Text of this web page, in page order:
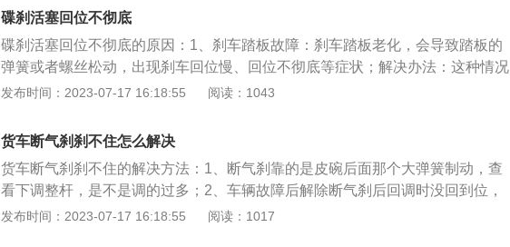
一步恶化。判断离合器片磨损的方法：（1）汽车在行驶的过程中加速表现出无
力的状态。踩下油门之后，汽车发动机的转速就会上升，但是汽车的车速并没有
上升。离合器片磨损程度高就会打滑，发动机的动力就无法传到变速箱。（2）
汽车上的离合器使用过程中，随着离合器片的逐渐磨损，离合器的分离间隙越来
越大，反映到踏板上就是踏板越来越高。可以根据离合器踏板的高度大致的判断
走；使用一段时间后，离合器片磨损掉了一部分，离合器踏板要抬起二分之一时
才能结合，给人的感觉就是踏板变高了。当离合器踏板需要抬起三分之二行程才
能结合时，说明离合器片几乎磨损殆尽了，这时就应该更换离合器片了。否则再
在行驶的过程中，闻到烧焦的味道，也有可能是因为离合片磨损严重导致的。2.
碟刹活塞回位不彻底
碟刹活塞回位不彻底的原因：1、刹车踏板故障：刹车踏板老化，会导致踏板的
弹簧或者螺丝松动，出现刹车回位慢、回位不彻底等症状；解决办法：这种情况
要对汽车踏板做详细的检查，并对损坏部位进行及时的更换；2、刹车泵压力过
决办法：这种情况要到维修厂或者4s店请专业人士进行检查和维修；3、刹车油
缺失：刹车油缺失是引起刹车回位不彻底的主要原因；解决办法：这种情况要及
时检查刹车油，及时对其进行更换和补充。大部分汽车在正常行驶中，碟刹不回
位大部分原因是下泵活塞生锈原因，可以拆下泵及时除锈，除锈的方法可以给下
泵喷除锈剂或者是利用细砂纸套在活塞上手动除锈，最好的办法是二者结合着使
发布时间：2023-07-17 16:18:55 阅读：1043
货车断气刹刹不住怎么解决
货车断气刹刹不住的解决方法：1、断气刹靠的是皮碗后面那个大弹簧制动，查
看下调整杆，是不是调的过多；2、车辆故障后解除断气刹后回调时没回到位，
查看刹车片厚度，及时更换；3、离合器的问题，检查或更换助力泵；4、手刹阀
发布时间：2023-07-17 16:18:55 阅读：1017